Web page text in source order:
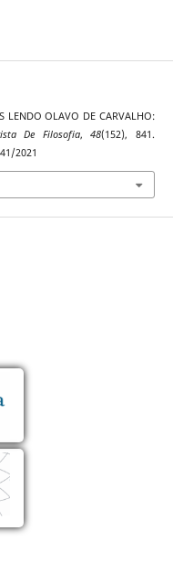
LENDO OLAVO DE CARVALHO:
De Filosofia,48(152), 841.
2021